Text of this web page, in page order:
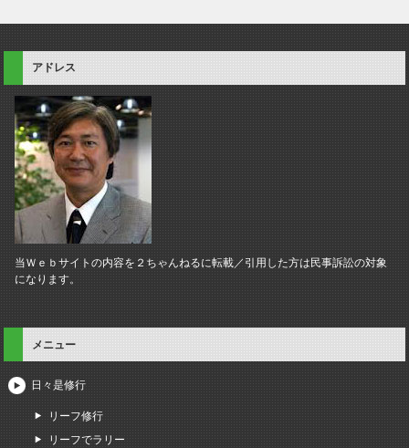
アドレス
当Ｗｅｂサイトの内容を２ちゃんねるに転載／引用した方は民事訴訟の対象
になります。
メニュー
日々是修行
リーフ修行
リーフでラリー